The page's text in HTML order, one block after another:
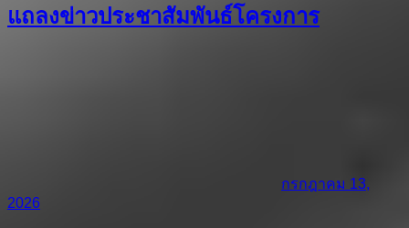
แถลงข่าวประชาสัมพันธ์โครงการ
กรกฎาคม 13,
2026